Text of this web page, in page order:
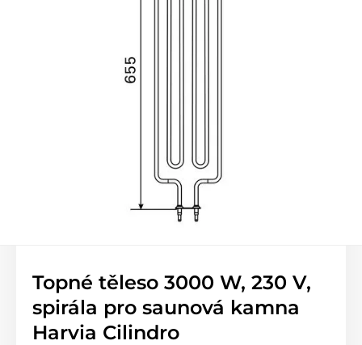
Topné těleso 3000 W, 230 V,
spirála pro saunová kamna
Harvia Cilindro